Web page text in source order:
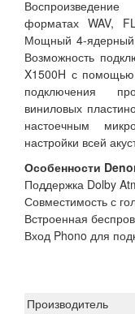
форматах WAV,
Мощный 4-ядерный
Возможность
X1500H с помощью
подключения
виниловых
настоечным
настройки всей
Особенности
Поддержка Dolby
Совместимость с
Встроенная
Вход Phono для
Производитель